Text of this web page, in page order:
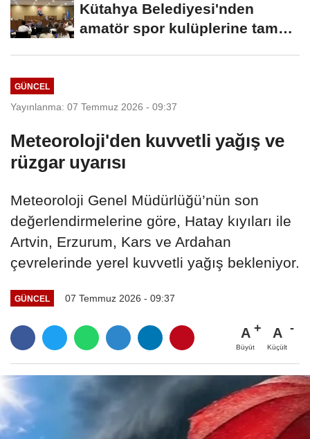
Kütahya Belediyesi'nden
amatör spor kulüplerine tam
GÜNCEL
Yayınlanma: 07 Temmuz 2026 - 09:37
Meteoroloji'den kuvvetli yağış ve
rüzgar uyarısı
Meteoroloji Genel Müdürlüğü’nün son
değerlendirmelerine göre, Hatay kıyıları ile
Artvin, Erzurum, Kars ve Ardahan
çevrelerinde yerel kuvvetli yağış bekleniyor.
GÜNCEL 07 Temmuz 2026 - 09:37
A
Büyüt
A
Küçült